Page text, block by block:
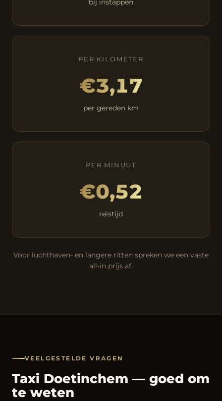
PER KILOMETER
€3,17
per gereden km
PER MINUUT
€0,52
reistijd
Voor luchthaven- en langere ritten spreken we een vaste
all-in prijs af.
VEELGESTELDE VRAGEN
Taxi Doetinchem — goed om
te weten